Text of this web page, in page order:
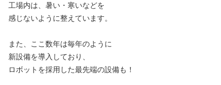
工場内は、暑い・寒いなどを
感じないように整えています。
また、ここ数年は毎年のように
新設備を導入しており、
ロボットを採用した最先端の設備も！